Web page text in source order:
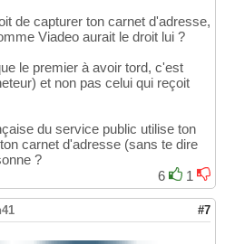
de capturer ton carnet d'adresse,
Viadeo aurait le droit lui ?
le premier à avoir tord, c'est
et non pas celui qui reçoit
du service public utilise ton
carnet d'adresse (sans te dire
?
6
1
#7